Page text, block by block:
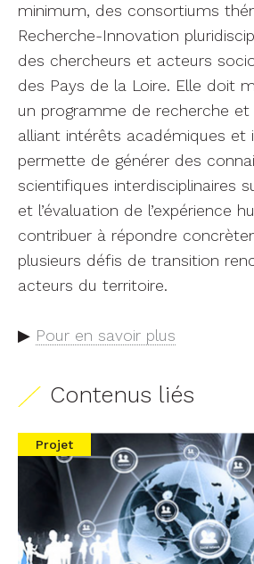
minimum, des consortiums
Recherche-Innovation
des chercheurs et acteurs
des Pays de la Loire. Elle doit
un programme de recherche et
alliant intérêts académiques et
permette de générer des
scientifiques interdisciplinaires
et l’évaluation de l’expérience
contribuer à répondre
plusieurs défis de transition
acteurs du territoire.
▶ Pour en savoir plus
Contenus liés
Projet